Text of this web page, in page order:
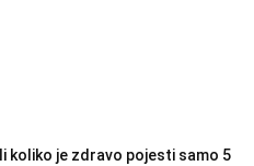
koliko je zdravo pojesti samo 5